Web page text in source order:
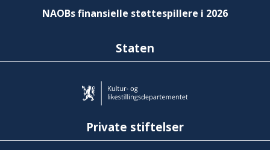
NAOBs finansielle støttespillere i 2026
Staten
Private stiftelser